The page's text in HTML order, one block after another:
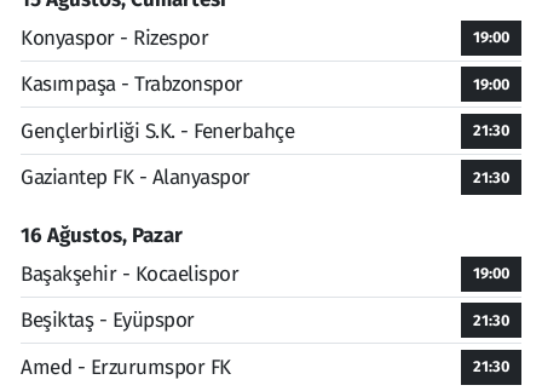
Konyaspor - Rizespor
19:00
Kasımpaşa - Trabzonspor 19:00
Gençlerbirliği S.K. - Fenerbahçe 21:30
Gaziantep FK - Alanyaspor 21:30
16 Ağustos, Pazar
Başakşehir - Kocaelispor
19:00
Beşiktaş - Eyüpspor 21:30
Amed - Erzurumspor FK 21:30